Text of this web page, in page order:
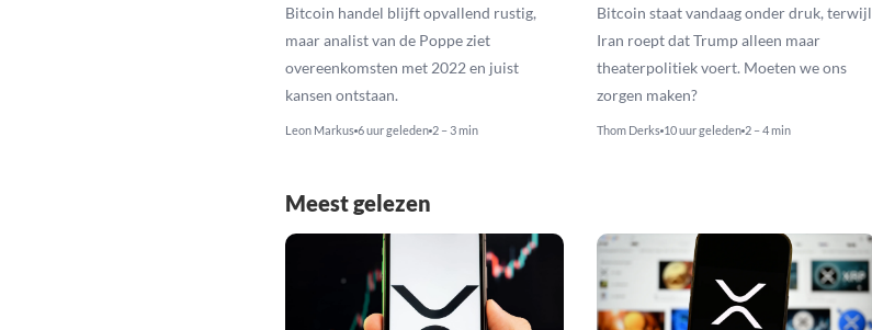
Bitcoin handel blijft opvallend rustig,
maar analist van de Poppe ziet
overeenkomsten met 2022 en juist
kansen ontstaan.
Leon Markus 6 uur geleden 2 – 3 min
Bitcoin staat vandaag onder druk, terwijl
Iran roept dat Trump alleen maar
theaterpolitiek voert. Moeten we ons
zorgen maken?
Thom Derks 10 uur geleden 2 – 4 min
Meest gelezen